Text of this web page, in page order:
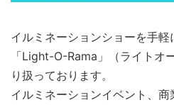
イルミネーションショーを手軽
「Light-O-Rama」（ライトオ
り扱っております。
イルミネーションイベント、